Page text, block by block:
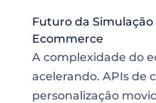
Futuro da Simulação
Ecommerce
A complexidade do
acelerando. APIs de
personalização